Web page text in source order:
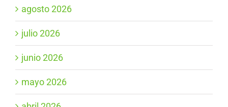
agosto 2026
julio 2026
junio 2026
mayo 2026